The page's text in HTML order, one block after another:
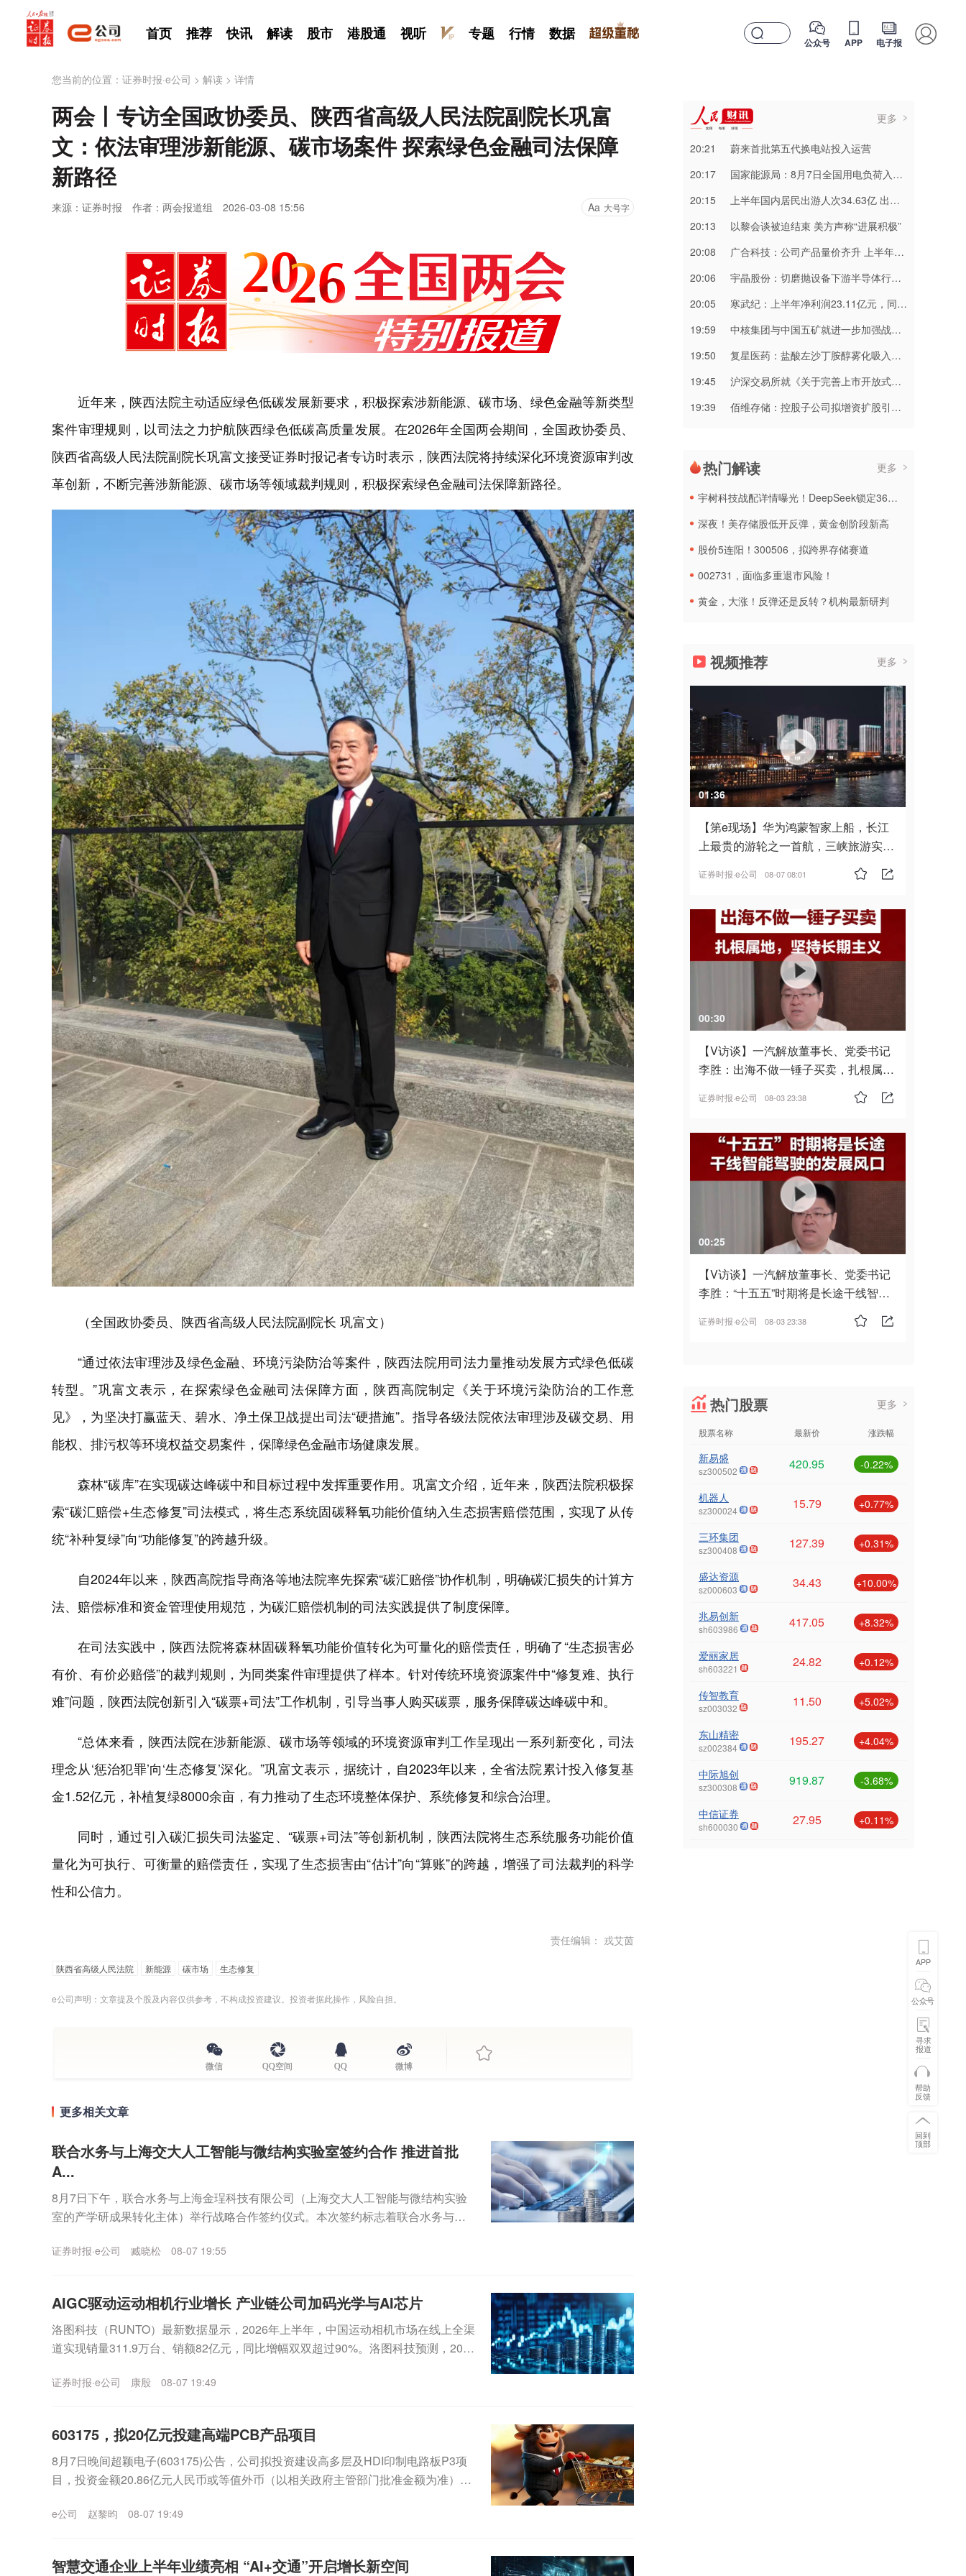
首页 推荐 快讯 解读 股市 港股通 视听 专题 行情 数据 公众号 APP 电子报
您当前的位置： 证券时报·e公司 > 解读 > 详情
两会丨专访全国政协委员、陕西省高级人民法院副院长巩富
文：依法审理涉新能源、碳市场案件 探索绿色金融司法保障
新路径
来源：证券时报 作者：两会报道组 2026-03-08 15:56 Aa 大号字
近年来，陕西法院主动适应绿色低碳发展新要求，积极探索涉新能源、碳市场、绿色金融等新类型
案件审理规则，以司法之力护航陕西绿色低碳高质量发展。在2026年全国两会期间，全国政协委员、
陕西省高级人民法院副院长巩富文接受证券时报记者专访时表示，陕西法院将持续深化环境资源审判改
革创新，不断完善涉新能源、碳市场等领域裁判规则，积极探索绿色金融司法保障新路径。
（全国政协委员、陕西省高级人民法院副院长 巩富文）
“通过依法审理涉及绿色金融、环境污染防治等案件，陕西法院用司法力量推动发展方式绿色低碳
转型。”巩富文表示，在探索绿色金融司法保障方面，陕西高院制定《关于环境污染防治的工作意
见》，为坚决打赢蓝天、碧水、净土保卫战提出司法“硬措施”。指导各级法院依法审理涉及碳交易、用
能权、排污权等环境权益交易案件，保障绿色金融市场健康发展。
森林“碳库”在实现碳达峰碳中和目标过程中发挥重要作用。巩富文介绍，近年来，陕西法院积极探
索“碳汇赔偿+生态修复”司法模式，将生态系统固碳释氧功能价值纳入生态损害赔偿范围，实现了从传
统“补种复绿”向“功能修复”的跨越升级。
自2024年以来，陕西高院指导商洛等地法院率先探索“碳汇赔偿”协作机制，明确碳汇损失的计算方
法、赔偿标准和资金管理使用规范，为碳汇赔偿机制的司法实践提供了制度保障。
在司法实践中，陕西法院将森林固碳释氧功能价值转化为可量化的赔偿责任，明确了“生态损害必
有价、有价必赔偿”的裁判规则，为同类案件审理提供了样本。针对传统环境资源案件中“修复难、执行
难”问题，陕西法院创新引入“碳票+司法”工作机制，引导当事人购买碳票，服务保障碳达峰碳中和。
“总体来看，陕西法院在涉新能源、碳市场等领域的环境资源审判工作呈现出一系列新变化，司法
理念从‘惩治犯罪’向‘生态修复’深化。”巩富文表示，据统计，自2023年以来，全省法院累计投入修复基
金1.52亿元，补植复绿8000余亩，有力推动了生态环境整体保护、系统修复和综合治理。
同时，通过引入碳汇损失司法鉴定、“碳票+司法”等创新机制，陕西法院将生态系统服务功能价值
量化为可执行、可衡量的赔偿责任，实现了生态损害由“估计”向“算账”的跨越，增强了司法裁判的科学
性和公信力。
责任编辑： 戎艾茵
陕西省高级人民法院 新能源 碳市场 生态修复
e公司声明：文章提及个股及内容仅供参考，不构成投资建议。投资者据此操作，风险自担。
微信 QQ空间 QQ 微博
更多相关文章
联合水务与上海交大人工智能与微结构实验室签约合作 推进首批
A...
8月7日下午，联合水务与上海金珵科技有限公司（上海交大人工智能与微结构实验
室的产学研成果转化主体）举行战略合作签约仪式。本次签约标志着联合水务与上
证券时报·e公司 臧晓松 08-07 19:55
AIGC驱动运动相机行业增长 产业链公司加码光学与AI芯片
洛图科技（RUNTO）最新数据显示，2026年上半年，中国运动相机市场在线上全渠
道实现销量311.9万台、销额82亿元，同比增幅双双超过90%。洛图科技预测，2026
证券时报·e公司 康殷 08-07 19:49
603175，拟20亿元投建高端PCB产品项目
8月7日晚间超颖电子(603175)公告，公司拟投资建设高多层及HDI印制电路板P3项
目，投资金额20.86亿元人民币或等值外币（以相关政府主管部门批准金额为准），
e公司 赵黎昀 08-07 19:49
智慧交通企业上半年业绩亮相 “AI+交通”开启增长新空间
更多
20:21
蔚来首批第五代换电站投入运营
20:17
国家能源局：8月7日全国用电负荷入夏以来第四次创历史新高 达到15.57亿千瓦
20:15
上半年国内居民出游人次34.63亿 出游总花费3.21万亿元
20:13
以黎会谈被迫结束 美方声称“进展积极”
20:08
广合科技：公司产品量价齐升 上半年净利润同比增长94.39%
20:06
宇晶股份：切磨抛设备下游半导体行业应用占比不超过5%
20:05
寒武纪：上半年净利润23.11亿元，同比增122.61%
19:59
中核集团与中国五矿就进一步加强战略合作进行交流
19:50
复星医药：盐酸左沙丁胺醇雾化吸入溶液获注册批准
19:45
沪深交易所就《关于完善上市开放式基金相关安排的通知（征求意见稿）》公开征求意见
19:39
佰维存储：控股子公司拟增资扩股引入投资者
热门解读 更多
宇树科技战配详情曝光！DeepSeek锁定36个月，社保基金多个组合参与
深夜！美存储股低开反弹，黄金创阶段新高
股价5连阳！300506，拟跨界存储赛道
002731，面临多重退市风险！
黄金，大涨！反弹还是反转？机构最新研判
视频推荐 更多
01:36
【第e现场】华为鸿蒙智家上船，长江
上最贵的游轮之一首航，三峡旅游实
证券时报·e公司 08-07 08:01
00:30
【V访谈】一汽解放董事长、党委书记
李胜：出海不做一锤子买卖，扎根属
证券时报·e公司 08-03 23:38
00:25
【V访谈】一汽解放董事长、党委书记
李胜：“十五五”时期将是长途干线智能
证券时报·e公司 08-03 23:38
热门股票 更多
股票名称 最新价 涨跌幅
新易盛
sz300502 420.95 -0.22%
机器人
sz300024 15.79 +0.77%
三环集团
sz300408 127.39 +0.31%
盛达资源
sz000603 34.43 +10.00%
兆易创新
sh603986 417.05 +8.32%
爱丽家居
sh603221 24.82 +0.12%
传智教育
sz003032 11.50 +5.02%
东山精密
sz002384 195.27 +4.04%
中际旭创
sz300308 919.87 -3.68%
中信证券
sh600030 27.95 +0.11%
APP
公众号
寻求
报道
帮助
反馈
回到
顶部